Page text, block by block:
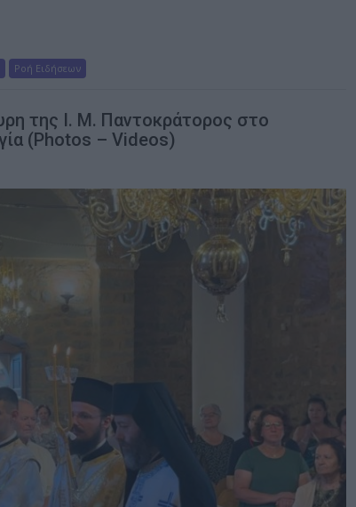
Ροή Ειδήσεων
της Ι. Μ. Παντοκράτορος στο
(Photos – Videos)